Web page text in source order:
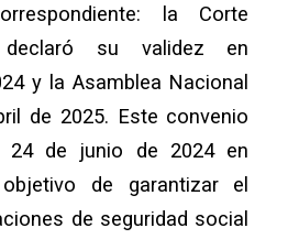
la Corte
declaró su validez en
y la Asamblea Nacional
de 2025. Este convenio
de junio de 2024 en
de garantizar el
de seguridad social